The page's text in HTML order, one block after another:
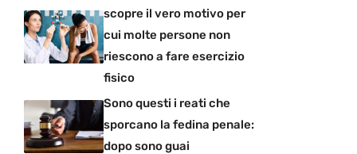
scopre il vero motivo per
cui molte persone non
riescono a fare esercizio
fisico
Sono questi i reati che
sporcano la fedina penale:
dopo sono guai